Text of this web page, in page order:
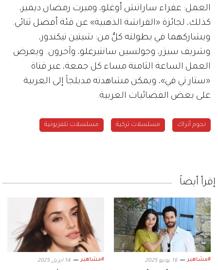
العمل: عفراء ساراتش أوغلو، وميرت رمضان ديمير،
كذلك، لجائزة «الفراشة الذهبية» عن فئة أفضل ثنائي.
ويشاركهما في بطولته كلٌّ من: شيتين تيكندور،
وشريف سيزر، وجولسين سانتيرغلو، وآخرون. ويعرض
العمل الساعة الثامنة مساء كل جمعة، عبر قناة
«ستار تي في»، ويمكن مشاهدته مدبلجاً إلى العربية
على بعض الفضائيات العربية.
نجوم أتراك مسلسلات تركية مسلسلات تلفزيونية
إقرأ أيضاً
#مشاهير 16 يونيو 2025 #مشاهير 14 ابريل 2025